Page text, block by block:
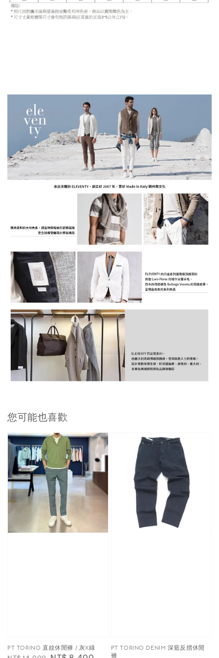
您可能也喜歡
PT TORINO 直紋休閒褲 / 灰X綠
PT TORINO DENIM 深藍反摺休閒
褲